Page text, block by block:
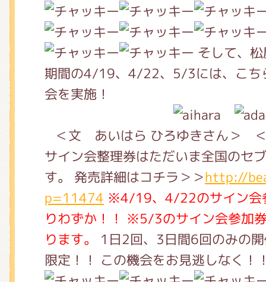
そして、
期間の4/19、4/22、5/3には、こち
会を実施！
＜文 あいはら ひろゆきさん＞
サイン会整理券はただいま全国のセ
す。 発売詳細はコチラ＞＞http://
p=11474 ※4/19、4/22のサイン会
りわずか！！ ※5/3のサイン会参加
ります。
1日2回、3日間6回のみの
限定！！ この機会をお見逃しなく！